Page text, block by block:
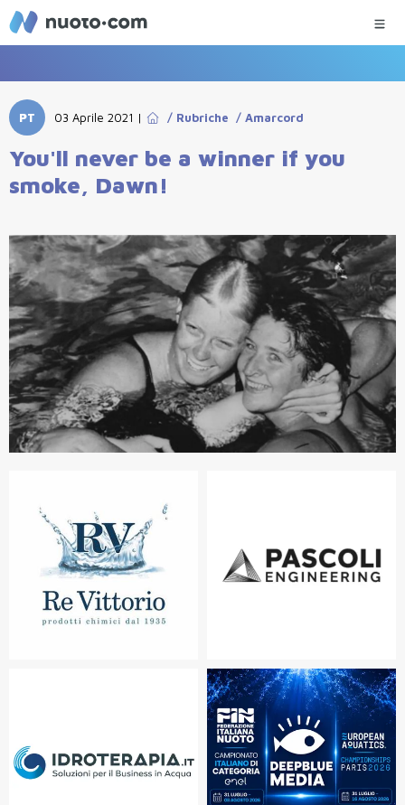
PT 03 Aprile 2021 | / Rubriche /Amarcord
You'll never be a winner if you
smoke, Dawn!